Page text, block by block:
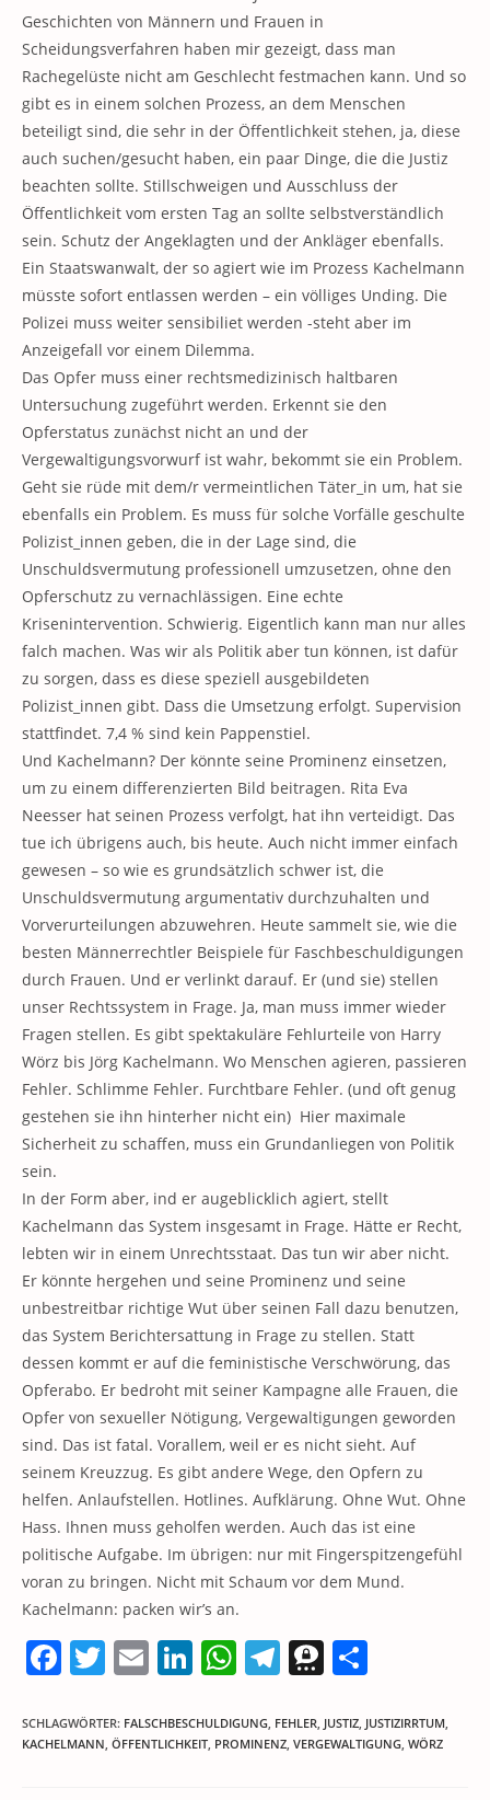
Geschichten von Männern und Frauen in
Scheidungsverfahren haben mir gezeigt, dass man
Rachegelüste nicht am Geschlecht festmachen kann. Und so
gibt es in einem solchen Prozess, an dem Menschen
beteiligt sind, die sehr in der Öffentlichkeit stehen, ja, diese
auch suchen/gesucht haben, ein paar Dinge, die die Justiz
beachten sollte. Stillschweigen und Ausschluss der
Öffentlichkeit vom ersten Tag an sollte selbstverständlich
sein. Schutz der Angeklagten und der Ankläger ebenfalls.
Ein Staatswanwalt, der so agiert wie im Prozess Kachelmann
müsste sofort entlassen werden – ein völliges Unding. Die
Polizei muss weiter sensibiliet werden -steht aber im
Anzeigefall vor einem Dilemma.
Das Opfer muss einer rechtsmedizinisch haltbaren
Untersuchung zugeführt werden. Erkennt sie den
Opferstatus zunächst nicht an und der
Vergewaltigungsvorwurf ist wahr, bekommt sie ein Problem.
Geht sie rüde mit dem/r vermeintlichen Täter_in um, hat sie
ebenfalls ein Problem. Es muss für solche Vorfälle geschulte
Polizist_innen geben, die in der Lage sind, die
Unschuldsvermutung professionell umzusetzen, ohne den
Opferschutz zu vernachlässigen. Eine echte
Krisenintervention. Schwierig. Eigentlich kann man nur alles
falch machen. Was wir als Politik aber tun können, ist dafür
zu sorgen, dass es diese speziell ausgebildeten
Polizist_innen gibt. Dass die Umsetzung erfolgt. Supervision
stattfindet. 7,4 % sind kein Pappenstiel.
Und Kachelmann? Der könnte seine Prominenz einsetzen,
um zu einem differenzierten Bild beitragen. Rita Eva
Neesser hat seinen Prozess verfolgt, hat ihn verteidigt. Das
tue ich übrigens auch, bis heute. Auch nicht immer einfach
gewesen – so wie es grundsätzlich schwer ist, die
Unschuldsvermutung argumentativ durchzuhalten und
Vorverurteilungen abzuwehren. Heute sammelt sie, wie die
besten Männerrechtler Beispiele für Faschbeschuldigungen
durch Frauen. Und er verlinkt darauf. Er (und sie) stellen
unser Rechtssystem in Frage. Ja, man muss immer wieder
Fragen stellen. Es gibt spektakuläre Fehlurteile von Harry
Wörz bis Jörg Kachelmann. Wo Menschen agieren, passieren
Fehler. Schlimme Fehler. Furchtbare Fehler. (und oft genug
gestehen sie ihn hinterher nicht ein) Hier maximale
Sicherheit zu schaffen, muss ein Grundanliegen von Politik
sein.
In der Form aber, ind er augeblicklich agiert, stellt
Kachelmann das System insgesamt in Frage. Hätte er Recht,
lebten wir in einem Unrechtsstaat. Das tun wir aber nicht.
Er könnte hergehen und seine Prominenz und seine
unbestreitbar richtige Wut über seinen Fall dazu benutzen,
das System Berichtersattung in Frage zu stellen. Statt
dessen kommt er auf die feministische Verschwörung, das
Opferabo. Er bedroht mit seiner Kampagne alle Frauen, die
Opfer von sexueller Nötigung, Vergewaltigungen geworden
sind. Das ist fatal. Vorallem, weil er es nicht sieht. Auf
seinem Kreuzzug. Es gibt andere Wege, den Opfern zu
helfen. Anlaufstellen. Hotlines. Aufklärung. Ohne Wut. Ohne
Hass. Ihnen muss geholfen werden. Auch das ist eine
politische Aufgabe. Im übrigen: nur mit Fingerspitzengefühl
voran zu bringen. Nicht mit Schaum vor dem Mund.
Kachelmann: packen wir’s an.
F
c
e
T
itt
er
E
ai
l
Li
k
e
W
at
s
T
e
gr
T
re
e
le
n
SCHLAGWÖRTER: FALSCHBESCHULDIGUNG, FEHLER, JUSTIZ, JUSTIZIRRTUM,
KACHELMANN, ÖFFENTLICHKEIT, PROMINENZ, VERGEWALTIGUNG, WÖRZ